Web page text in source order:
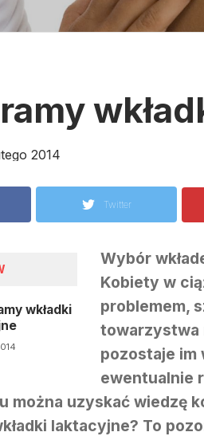
2014
Twitter
wkładki
Wybór
Kobiety w
problemem,
towarzystwa
pozostaje im
ewentualnie
można uzyskać wiedzę
laktacyjne? To